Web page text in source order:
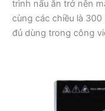
trình nấu ăn trở nên
cùng các chiều là
đủ dùng trong công